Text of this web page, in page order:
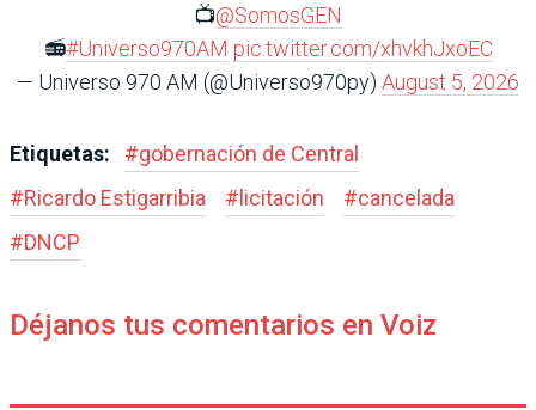
📺@SomosGEN
📻#Universo970AM pic.twitter.com/xhvkhJxoEC
— Universo 970 AM (@Universo970py) August 5, 2026
Etiquetas: #gobernación de Central
#Ricardo Estigarribia #licitación #cancelada
#DNCP
Déjanos tus comentarios en Voiz